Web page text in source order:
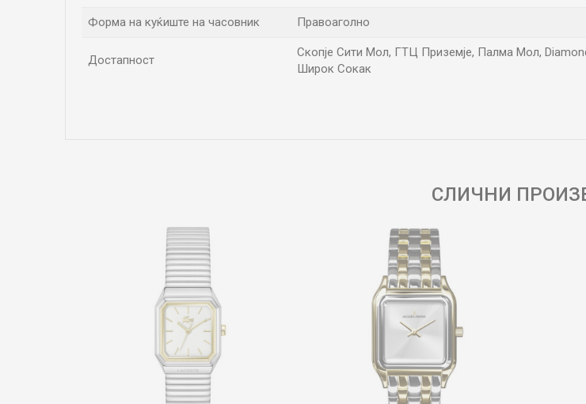
Форма на куќиште на часовник Правоаголно
Достапност
Скопје Сити Мол, ГТЦ Приземје, Палма Мол,
Широк Сокак
СЛИЧНИ